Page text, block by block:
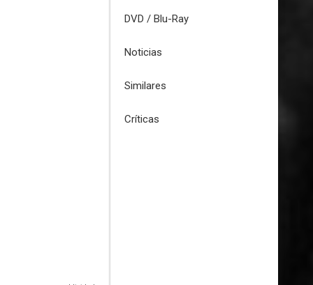
DVD / Blu-Ray
Noticias
Similares
Críticas